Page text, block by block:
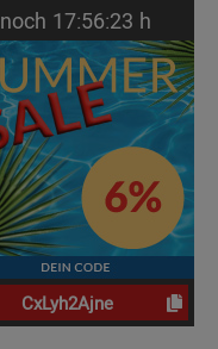
noch 17:56:22 h
CxLyh2Ajne